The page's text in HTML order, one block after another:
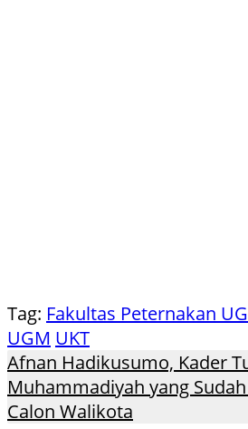
Tag: Fakultas Peternakan
UGM UKT
Afnan Hadikusumo, Kader
Muhammadiyah yang Sudah
Calon Walikota